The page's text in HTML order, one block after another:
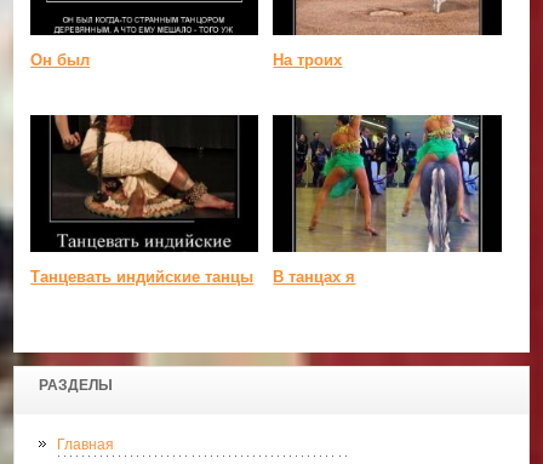
РАЗДЕЛЫ
Главная
Он был На троих
Танцевать индийские танцы В танцах я